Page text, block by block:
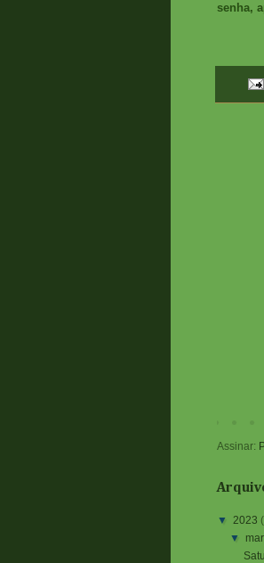
senha,
Assinar:
▼ 2023
▼